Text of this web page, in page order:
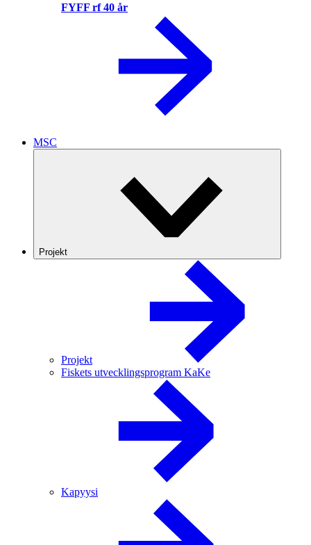
FYFF rf 40 år
MSC
Projekt
Projekt
Fiskets utvecklingsprogram KaKe
Kapyysi